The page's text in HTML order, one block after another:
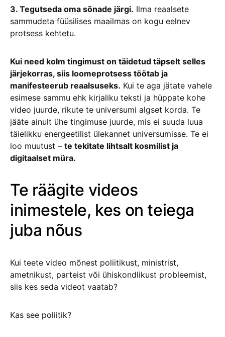
3. Tegutseda oma sõnade järgi. Ilma reaalsete
sammudeta füüsilises maailmas on kogu eelnev
protsess kehtetu.
Kui need kolm tingimust on täidetud täpselt selles
järjekorras, siis loomeprotsess töötab ja
manifesteerub reaalsuseks. Kui te aga jätate vahele
esimese sammu ehk kirjaliku teksti ja hüppate kohe
video juurde, rikute te universumi algset korda. Te
jääte ainult ühe tingimuse juurde, mis ei suuda luua
täielikku energeetilist ülekannet universumisse. Te ei
loo muutust – te tekitate lihtsalt kosmilist ja
digitaalset müra.
Te räägite videos
inimestele, kes on teiega
juba nõus
Kui teete video mõnest poliitikust, ministrist,
ametnikust, parteist või ühiskondlikust probleemist,
siis kes seda videot vaatab?
Kas see poliitik?